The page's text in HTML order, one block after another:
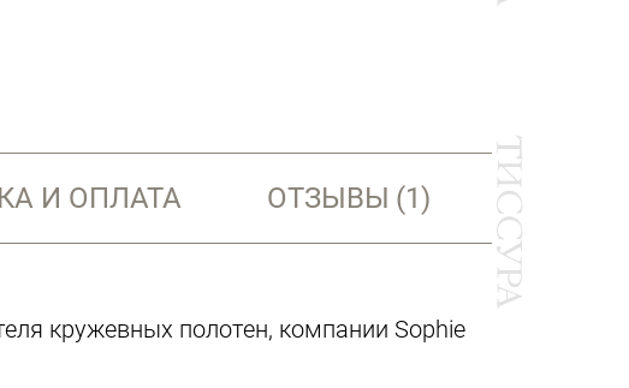
И ОПЛАТА ОТЗЫВЫ (1)
кружевных полотен, компании Sophie